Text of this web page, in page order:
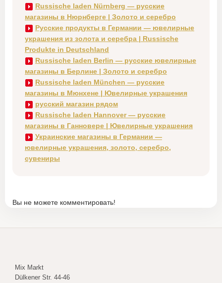
Russische laden Nürnberg — русские
магазины в Нюрнберге | Золото и серебро
Русские продукты в Германии — ювелирные
украшения из золота и серебра | Russische
Produkte in Deutschland
Russische laden Berlin — русские ювелирные
магазины в Берлине | Золото и серебро
Russische laden München — русские
магазины в Мюнхене | Ювелирные украшения
русский магазин рядом
Russische laden Hannover — русские
магазины в Ганновере | Ювелирные украшения
Украинские магазины в Германии —
ювелирные украшения, золото, серебро,
сувениры
Вы не можете комментировать!
Mix Markt
Dülkener Str. 44-46